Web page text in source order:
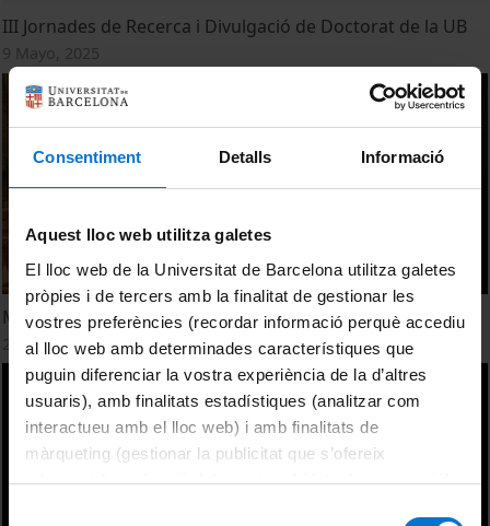
Consentiment Detalls Informació
Aquest lloc web utilitza galetes
El lloc web de la Universitat de Barcelona utilitza galetes
pròpies i de tercers amb la finalitat de gestionar les
vostres preferències (recordar informació perquè accediu
al lloc web amb determinades característiques que
puguin diferenciar la vostra experiència de la d’altres
usuaris), amb finalitats estadístiques (analitzar com
interactueu amb el lloc web) i amb finalitats de
màrqueting (gestionar la publicitat que s’ofereix
adequant-la en funció dels vostres hàbits de navegació).
III Jornades de Recerca i Divulgació de Doctorat de la UB
9 Mayo, 2025
Més enllà de la recerca. Meritxell Rovira
20 Diciembre, 2024